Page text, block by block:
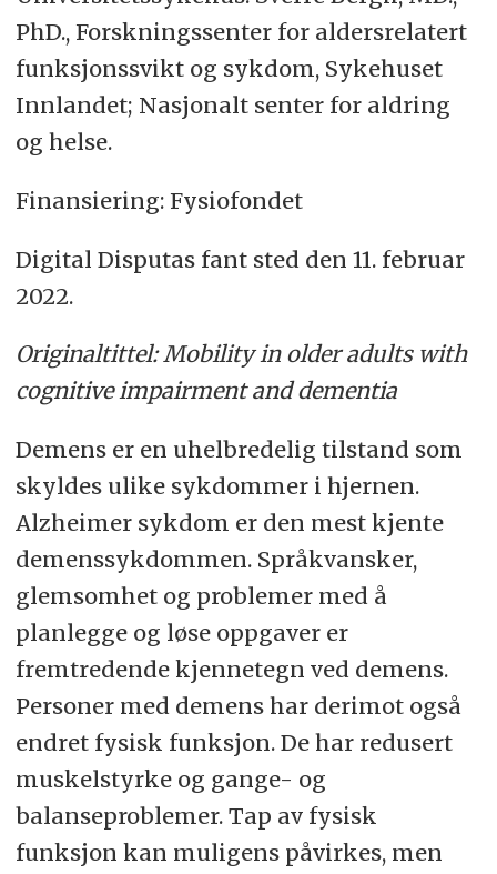
PhD., Forskningssenter for aldersrelatert
funksjonssvikt og sykdom, Sykehuset
Innlandet; Nasjonalt senter for aldring
og helse.
Finansiering: Fysiofondet
Digital Disputas fant sted den 11. februar
2022.
Originaltittel:Mobility in older adults with
cognitive impairment and dementia
Demens er en uhelbredelig tilstand som
skyldes ulike sykdommer i hjernen.
Alzheimer sykdom er den mest kjente
demenssykdommen. Språkvansker,
glemsomhet og problemer med å
planlegge og løse oppgaver er
fremtredende kjennetegn ved demens.
Personer med demens har derimot også
endret fysisk funksjon. De har redusert
muskelstyrke og gange- og
balanseproblemer. Tap av fysisk
funksjon kan muligens påvirkes, men